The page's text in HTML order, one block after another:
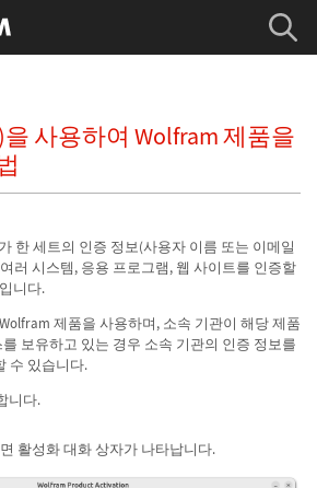
사용하여 Wolfram 제품을
한 세트의 인증 정보(사용자 이름 또는 이메일
러 시스템, 응용 프로그램, 웹 사이트를 인증할
니다.
제품을 사용하며, 소속 기관이 해당 제품
보유하고 있는 경우 소속 기관의 인증 정보를
수 있습니다.
니다.
활성화 대화 상자가 나타납니다.